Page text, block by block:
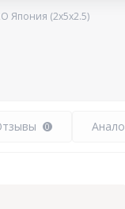
Япония (2х5х2.5)
0